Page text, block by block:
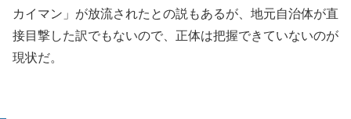
カイマン」が放流されたとの説もあるが、地元自治体が直
接目撃した訳でもないので、正体は把握できていないのが
現状だ。